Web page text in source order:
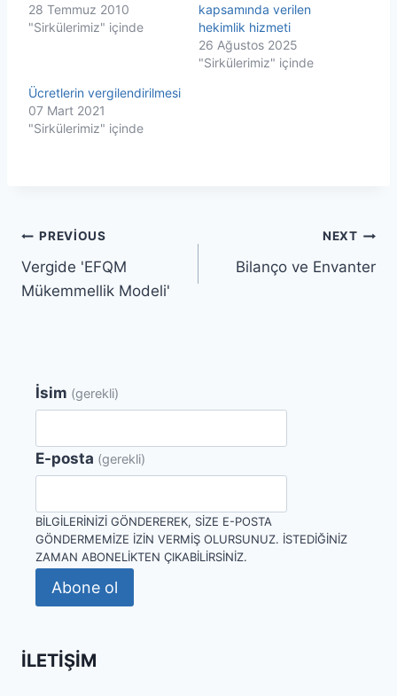
28 Temmuz 2010
"Sirkülerimiz" içinde
kapsamında verilen
hekimlik hizmeti
26 Ağustos 2025
"Sirkülerimiz" içinde
Ücretlerin vergilendirilmesi
07 Mart 2021
"Sirkülerimiz" içinde
Yazı
gezinmesi
PREVIOUS
Vergide 'EFQM
Mükemmellik Modeli'
NEXT
Bilanço ve Envanter
İsim (gerekli)
E-posta (gerekli)
BILGILERINIZI GÖNDEREREK, SIZE E-POSTA
GÖNDERMEMIZE IZIN VERMIŞ OLURSUNUZ. İSTEDIĞINIZ
ZAMAN ABONELIKTEN ÇIKABILIRSINIZ.
Abone ol
İLETIŞIM